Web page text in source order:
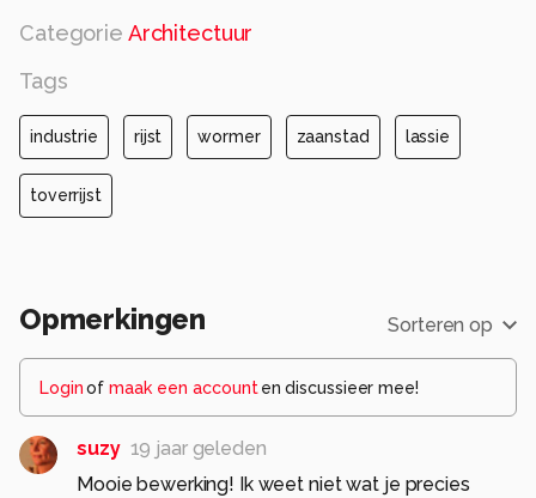
Categorie Architectuur
Tags
industrie rijst wormer zaanstad lassie
toverrijst
Opmerkingen Sorteren op
Loginof maak een account en discussieer mee!
suzy 19 jaar geleden
Mooie bewerking! Ik weet niet wat je precies